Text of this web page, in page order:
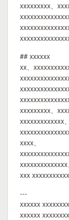
xxxxxxxxx、
## xxxxxx
xx、
xxxxxxxxx、
xxxxxxxxxxxxx
xxxx、
xxxxxxxxxxxxxx
xxx
---
xxxxxx
xxxxxx